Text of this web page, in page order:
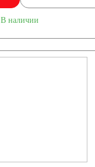
В наличии